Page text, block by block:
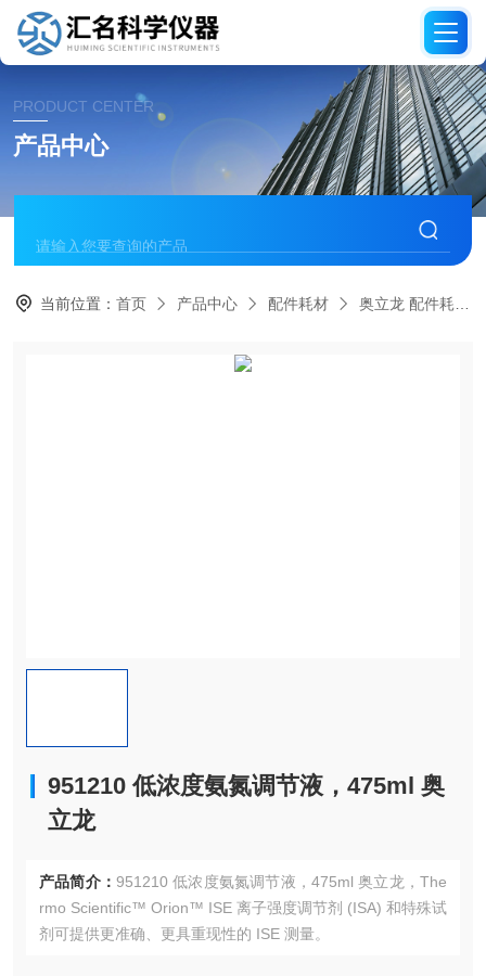
PRODUCT CENTER
产品中心
当前位置：首页 产品中心 配件耗材 奥立龙 配件耗材
951210 低浓度氨氮调节液，475ml 奥
立龙
产品简介： 951210 低浓度氨氮调节液，475ml 奥立龙，The
rmo Scientific™ Orion™ ISE 离子强度调节剂 (ISA) 和特殊试
剂可提供更准确、更具重现性的 ISE 测量。